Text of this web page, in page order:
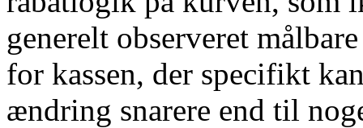
generelt observeret
for kassen, der specifikt
ændring snarere end til